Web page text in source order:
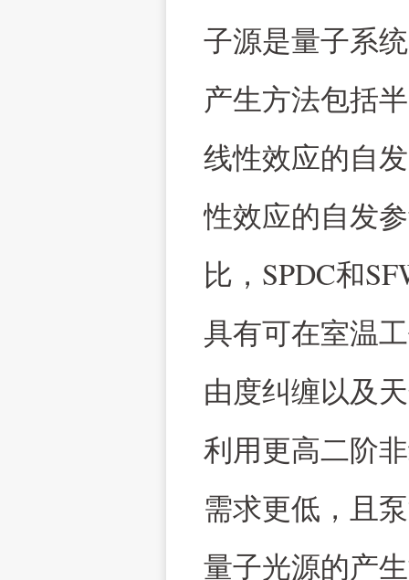
子源是量子系
产生方法包括
线性效应的自
性效应的自发
比， SPDC和
具有可在室温
由度纠缠以及
利用更高二阶
需求更低，且
量子光源的产